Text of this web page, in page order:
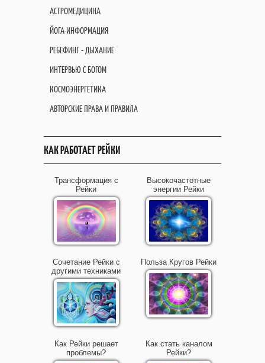
АСТРОМЕДИЦИНА
ЙОГА-ИНФОРМАЦИЯ
РЕБЕФИНГ - ДЫХАНИЕ
ИНТЕРВЬЮ С БОГОМ
КОСМОЭНЕРГЕТИКА
АВТОРСКИЕ ПРАВА И ПРАВИЛА
КАК РАБОТАЕТ РЕЙКИ
Трансформация с
Рейки
Высокочастотные
энергии Рейки
Сочетание Рейки с
другими техниками
Польза Кругов Рейки
Как Рейки решает
проблемы?
Как стать каналом
Рейки?